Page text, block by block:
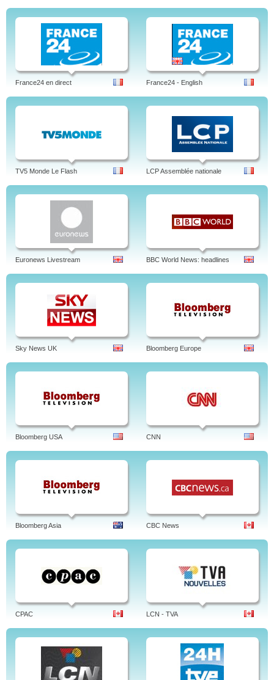
France24 en direct France24 - English
TV5 Monde Le Flash LCP Assemblée nationale
Euronews Livestream BBC World News: headlines
Sky News UK Bloomberg Europe
Bloomberg USA CNN
Bloomberg Asia CBC News
CPAC LCN - TVA